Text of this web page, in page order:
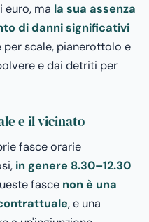
euro, ma la sua assenza
di danni significativi
scale, pianerottolo e
e dai detriti per
e il vicinato
fasce orarie
in genere 8.30–12.30
fasce non è una
, e una